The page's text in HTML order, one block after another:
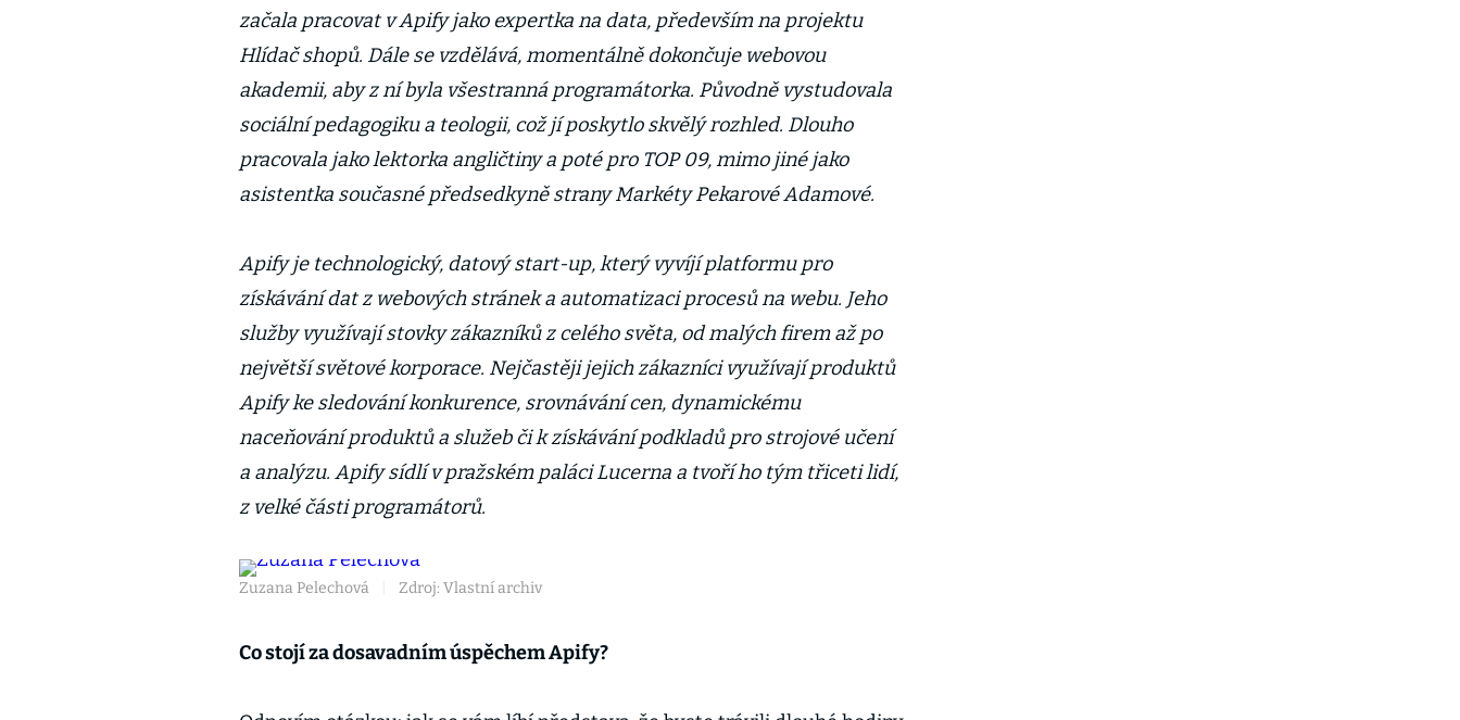
začala pracovat v Apify jako expertka na data, především na projektu
Hlídač shopů. Dále se vzdělává, momentálně dokončuje webovou
akademii, aby z ní byla všestranná programátorka. Původně vystudovala
sociální pedagogiku a teologii, což jí poskytlo skvělý rozhled. Dlouho
pracovala jako lektorka angličtiny a poté pro TOP 09, mimo jiné jako
asistentka současné předsedkyně strany Markéty Pekarové Adamové.
Apify je technologický, datový start-up, který vyvíjí platformu pro
získávání dat z webových stránek a automatizaci procesů na webu. Jeho
služby využívají stovky zákazníků z celého světa, od malých firem až po
největší světové korporace. Nejčastěji jejich zákazníci využívají produktů
Apify ke sledování konkurence, srovnávání cen, dynamickému
naceňování produktů a služeb či k získávání podkladů pro strojové učení
a analýzu. Apify sídlí v pražském paláci Lucerna a tvoří ho tým třiceti lidí,
z velké části programátorů.
Zuzana Pelechová Zdroj: Vlastní archiv
Co stojí za dosavadním úspěchem Apify?